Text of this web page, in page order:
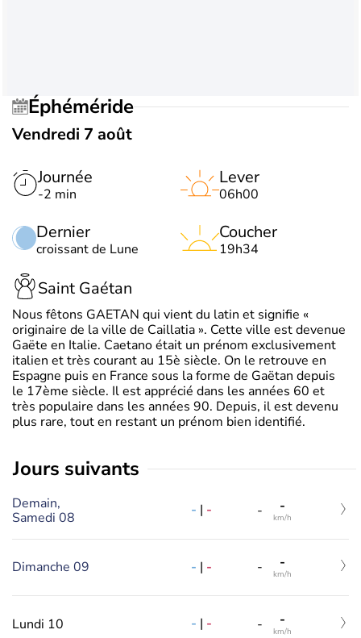
Éphéméride
Vendredi 7 août
Journée
-2 min
Dernier
croissant de Lune
Lever
06h00
Coucher
19h34
Saint Gaétan
Nous fêtons GAETAN qui vient du latin et signifie «
originaire de la ville de Caillatia ». Cette ville est devenue
Gaëte en Italie. Caetano était un prénom exclusivement
italien et très courant au 15è siècle. On le retrouve en
Espagne puis en France sous la forme de Gaëtan depuis
le 17ème siècle. Il est apprécié dans les années 60 et
très populaire dans les années 90. Depuis, il est devenu
plus rare, tout en restant un prénom bien identifié.
jours suivants
Demain,
Samedi 08
- | - - -
km/h
Dimanche 09 - | - - -
km/h
Lundi 10 - | - - -
km/h